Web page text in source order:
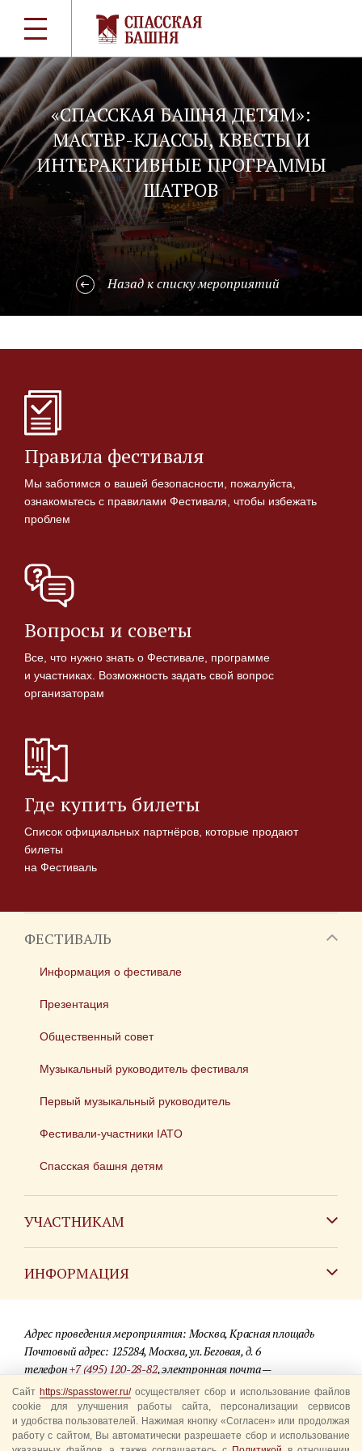
«СПАССКАЯ БАШНЯ ДЕТЯМ»:
МАСТЕР-КЛАССЫ, КВЕСТЫ И
ИНТЕРАКТИВНЫЕ ПРОГРАММЫ
ШАТРОВ
Назад к списку мероприятий
Правила фестиваля
Мы заботимся о вашей безопасности, пожалуйста,
ознакомьтесь с правилами Фестиваля, чтобы избежать
проблем
Вопросы и советы
Все, что нужно знать о Фестивале, программе
и участниках. Возможность задать свой вопрос
организаторам
Где купить билеты
Список официальных партнёров, которые продают
билеты
на Фестиваль
ФЕСТИВАЛЬ
Информация о фестивале
Презентация
Общественный совет
Музыкальный руководитель фестиваля
Первый музыкальный руководитель
Фестивали-участники IATO
Спасская башня детям
УЧАСТНИКАМ
ИНФОРМАЦИЯ
Для СМИ
Где купить билеты
Акции
Вопрос-ответ
Адрес проведения мероприятия: Москва, Красная площадь
Почтовый адрес: 125284, Москва, ул. Беговая, д. 6
телефон+7 (495) 120-28-82, электронная почта —
info@spasstower.ru
© 2009-2025 Официальный сайт фестиваля «Спасская башня»
Разработка сайта —студия «Сибирикс»
Сайт https://spasstower.ru/осуществляет сбор и использование файлов
cookie для улучшения работы сайта, персонализации сервисов
и удобства пользователей. Нажимая кнопку «Согласен» или продолжая
работу с сайтом, Вы автоматически разрешаете сбор и использование